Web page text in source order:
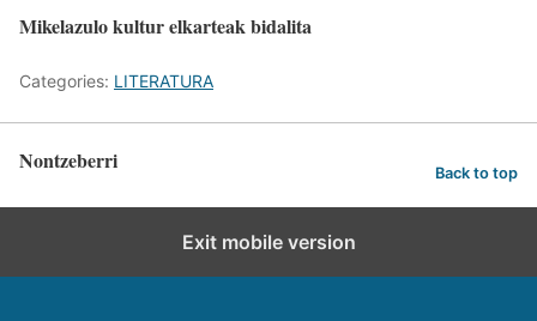
Mikelazulo kultur elkarteak bidalita
Categories: LITERATURA
Nontzeberri Back to top
Exit mobile version